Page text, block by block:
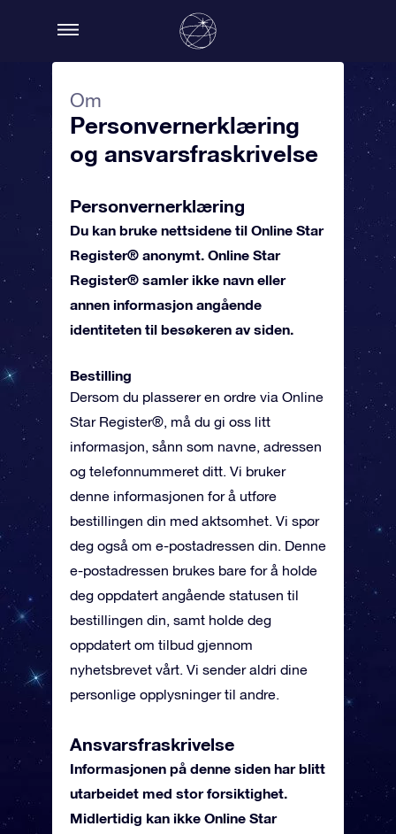
Om
Personvernerklæring
og ansvarsfraskrivelse
Personvernerklæring
Du kan bruke nettsidene til Online Star
Register® anonymt. Online Star
Register® samler ikke navn eller
annen informasjon angående
identiteten til besøkeren av siden.
Bestilling
Dersom du plasserer en ordre via Online
Star Register®, må du gi oss litt
informasjon, sånn som navne, adressen
og telefonnummeret ditt. Vi bruker
denne informasjonen for å utføre
bestillingen din med aktsomhet. Vi spør
deg også om e-postadressen din. Denne
e-postadressen brukes bare for å holde
deg oppdatert angående statusen til
bestillingen din, samt holde deg
oppdatert om tilbud gjennom
nyhetsbrevet vårt. Vi sender aldri dine
personlige opplysninger til andre.
Ansvarsfraskrivelse
Informasjonen på denne siden har blitt
utarbeidet med stor forsiktighet.
Midlertidig kan ikke Online Star